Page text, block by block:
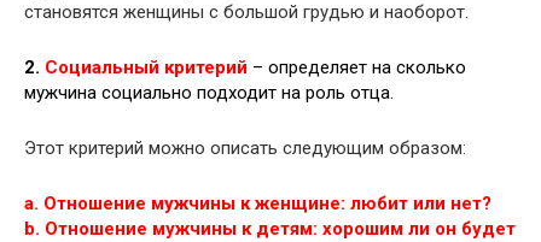
становятся женщины с большой грудью и наоборот.
2. Социальный критерий – определяет на сколько
мужчина социально подходит на роль отца.
Этот критерий можно описать следующим образом:
a. Отношение мужчины к женщине: любит или нет?
b. Отношение мужчины к детям: хорошим ли он будет